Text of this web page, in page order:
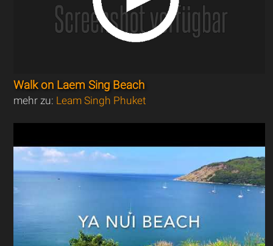
Walk on Laem Sing Beach
mehr zu: Leam Singh Phuket